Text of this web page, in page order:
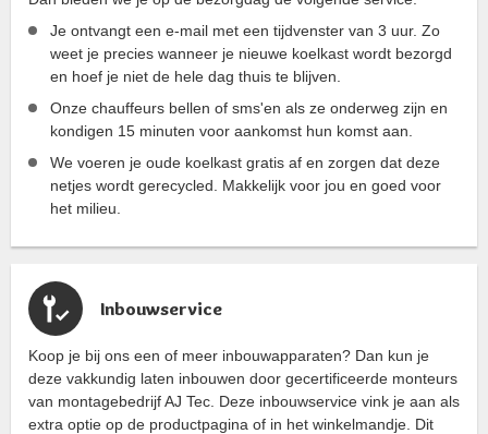
Je ontvangt een e-mail met een tijdvenster van 3 uur. Zo
weet je precies wanneer je nieuwe koelkast wordt bezorgd
en hoef je niet de hele dag thuis te blijven.
Onze chauffeurs bellen of sms'en als ze onderweg zijn en
kondigen 15 minuten voor aankomst hun komst aan.
We voeren je oude koelkast gratis af en zorgen dat deze
netjes wordt gerecycled. Makkelijk voor jou en goed voor
het milieu.
Inbouwservice
Koop je bij ons een of meer inbouwapparaten? Dan kun je
deze vakkundig laten inbouwen door gecertificeerde monteurs
van montagebedrijf AJ Tec. Deze inbouwservice vink je aan als
extra optie op de productpagina of in het winkelmandje. Dit